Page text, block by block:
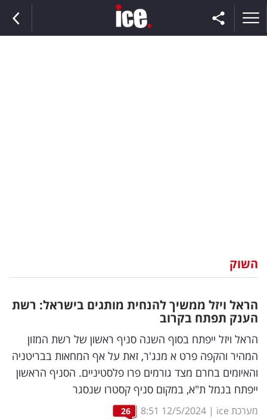
וצרכנות
דיגיטל
וטק
שיווק
ופרסום
משפט
השוק
הראל ויזל ממשיך להנחית מותגים בישראל: רשת
הענק תפתח בקרוב
הראל ויזל ייפתח בסוף השנה סניף ראשון של רשת המזון
המהיר והקפה פרט א מנג'ר, זאת על אף המחאות בבריטניה
והאיומים בחרם מצד גורמים פרו פלסטיניים. הסניף הראשון
ייפתח בנמל ת"א, במקום סניף קסטרו שנסגר
מערכת ice |
12/5/2024
8:51
26